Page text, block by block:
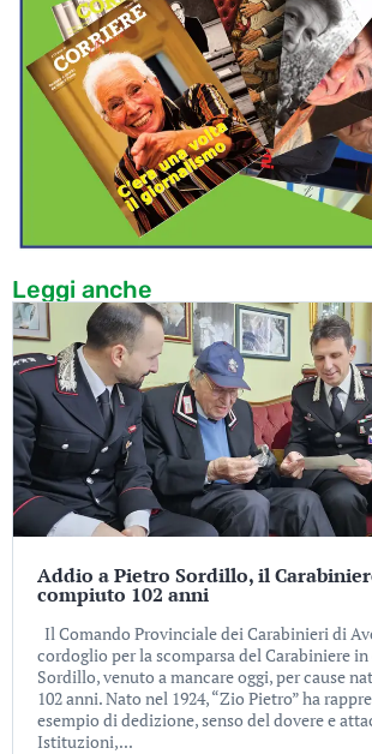
Leggi anche
Addio a Pietro Sordillo, il
compiuto 102 anni
Il Comando Provinciale dei Carabinieri di
cordoglio per la scomparsa del Carabiniere
Sordillo, venuto a mancare oggi, per cause
102 anni. Nato nel 1924, “Zio Pietro” ha
esempio di dedizione, senso del dovere e
Istituzioni,...